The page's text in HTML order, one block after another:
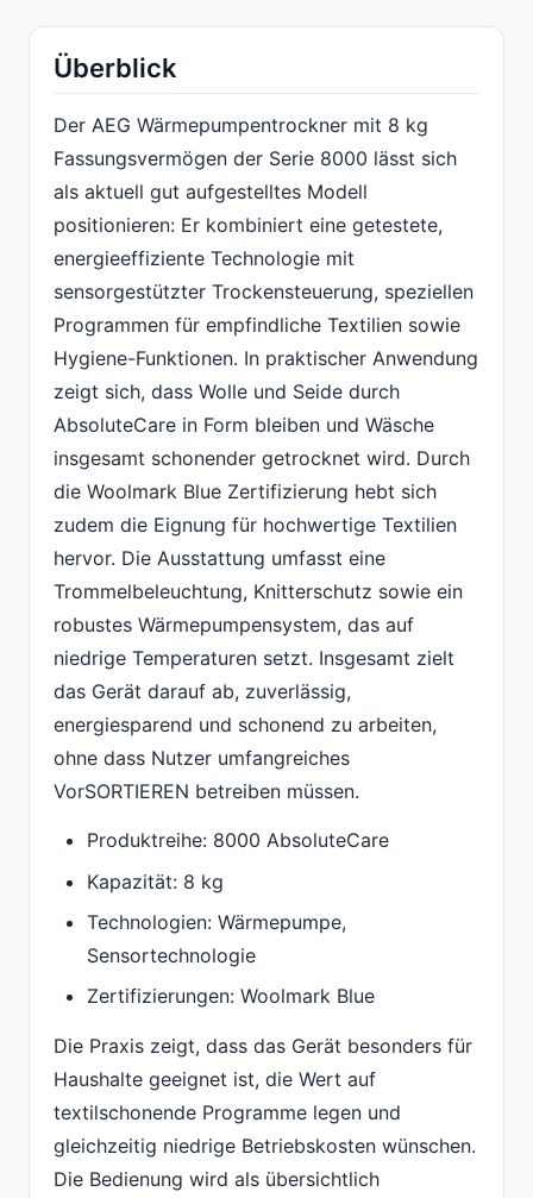
Überblick
Der AEG Wärmepumpentrockner mit 8 kg
Fassungsvermögen der Serie 8000 lässt sich
als aktuell gut aufgestelltes Modell
positionieren: Er kombiniert eine getestete,
energieeffiziente Technologie mit
sensorgestützter Trockensteuerung, speziellen
Programmen für empfindliche Textilien sowie
Hygiene-Funktionen. In praktischer Anwendung
zeigt sich, dass Wolle und Seide durch
AbsoluteCare in Form bleiben und Wäsche
insgesamt schonender getrocknet wird. Durch
die Woolmark Blue Zertifizierung hebt sich
zudem die Eignung für hochwertige Textilien
hervor. Die Ausstattung umfasst eine
Trommelbeleuchtung, Knitterschutz sowie ein
robustes Wärmepumpensystem, das auf
niedrige Temperaturen setzt. Insgesamt zielt
das Gerät darauf ab, zuverlässig,
energiesparend und schonend zu arbeiten,
ohne dass Nutzer umfangreiches
VorSORTIEREN betreiben müssen.
Produktreihe: 8000 AbsoluteCare
Kapazität: 8 kg
Technologien: Wärmepumpe,
Sensortechnologie
Zertifizierungen: Woolmark Blue
Die Praxis zeigt, dass das Gerät besonders für
Haushalte geeignet ist, die Wert auf
textilschonende Programme legen und
gleichzeitig niedrige Betriebskosten wünschen.
Die Bedienung wird als übersichtlich